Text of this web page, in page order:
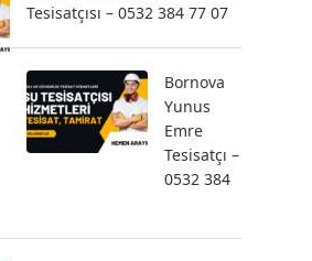
Tesisatçısı – 0532 384 77 07
Bornova
Yunus
Emre
Tesisatçı –
0532 384